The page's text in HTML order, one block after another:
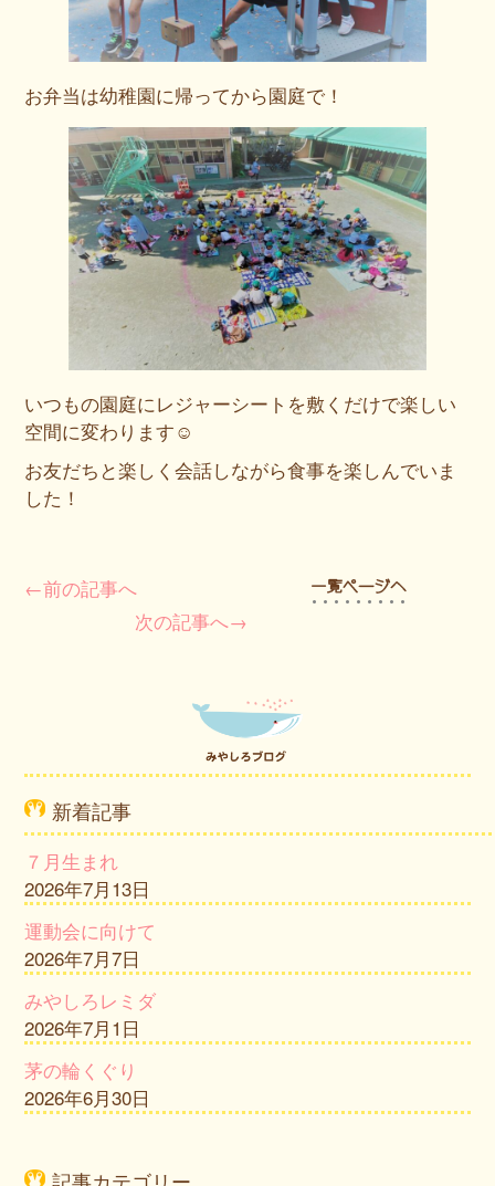
お弁当は幼稚園に帰ってから園庭で！
いつもの園庭にレジャーシートを敷くだけで楽しい
空間に変わります☺
お友だちと楽しく会話しながら食事を楽しんでいま
した！
←前の記事へ
次の記事へ→
新着記事
７月生まれ
2026年7月13日
運動会に向けて
2026年7月7日
みやしろレミダ
2026年7月1日
茅の輪くぐり
2026年6月30日